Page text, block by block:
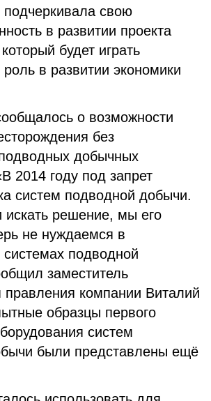
подчеркивала свою
в развитии проекта
будет играть
в развитии экономики
о возможности
без
добычных
2014 году под запрет
систем подводной добычи.
искать решение, мы его
не нуждаемся в
системах подводной
заместитель
правления компании Виталий
образцы первого
систем
были представлены ещё